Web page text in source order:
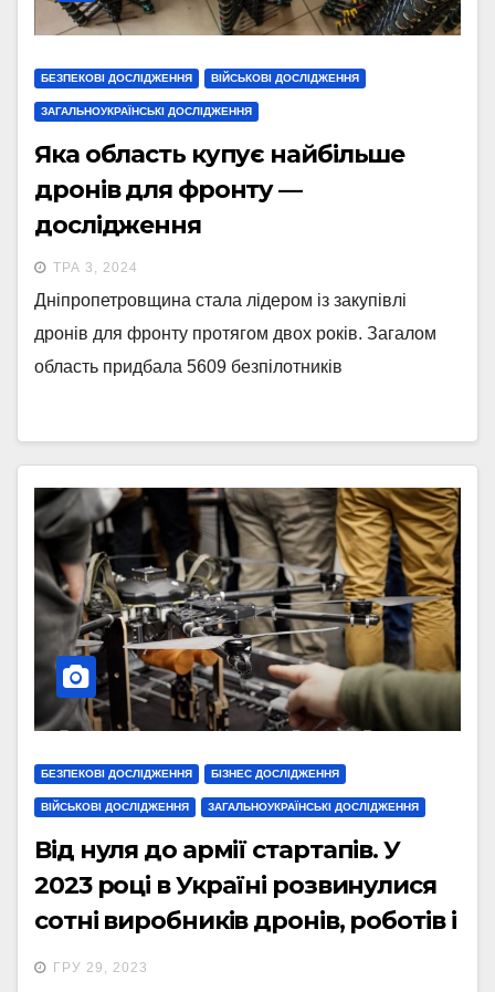
БЕЗПЕКОВІ ДОСЛІДЖЕННЯ ВІЙСЬКОВІ ДОСЛІДЖЕННЯ
ЗАГАЛЬНОУКРАЇНСЬКІ ДОСЛІДЖЕННЯ
Яка область купує найбільше
дронів для фронту —
дослідження
ТРА 3, 2024
Дніпропетровщина стала лідером із закупівлі
дронів для фронту протягом двох років. Загалом
область придбала 5609 безпілотників
БЕЗПЕКОВІ ДОСЛІДЖЕННЯ БІЗНЕС ДОСЛІДЖЕННЯ
ВІЙСЬКОВІ ДОСЛІДЖЕННЯ ЗАГАЛЬНОУКРАЇНСЬКІ ДОСЛІДЖЕННЯ
Від нуля до армії стартапів. У
2023 році в Україні розвинулися
сотні виробників дронів, роботів і
РЕБ. Що заважає їм рости ще
ГРУ 29, 2023